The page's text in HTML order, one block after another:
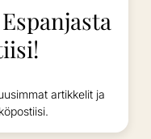
artikkelit ja